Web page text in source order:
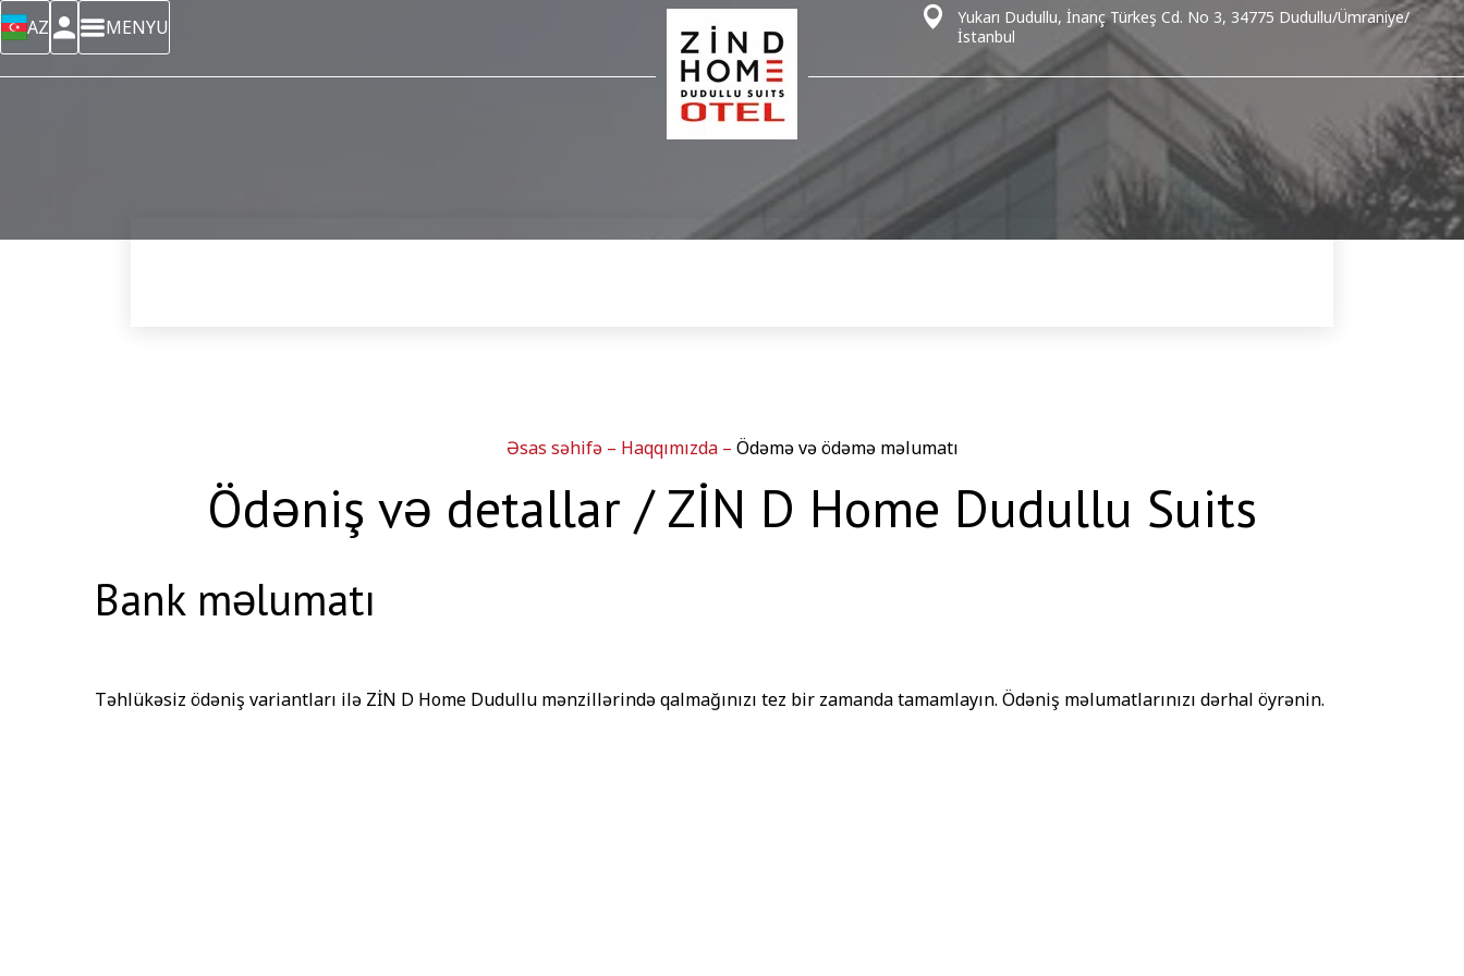
AZ MENYU
Yukarı Dudullu, İnanç Türkeş Cd. No 3, 34775 Dudullu/Ümraniye/
İstanbul
Əsas səhifə – Haqqımızda – Ödəmə və ödəmə məlumatı
Ödəniş və detallar / ZİN D Home Dudullu Suits
Bank məlumatı
Təhlükəsiz ödəniş variantları ilə ZİN D Home Dudullu mənzillərində qalmağınızı tez bir zamanda tamamlayın. Ödəniş məlumatlarınızı dərhal öyrənin.